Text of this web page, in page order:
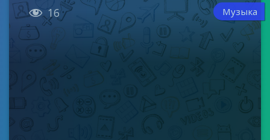
 16 Музыка